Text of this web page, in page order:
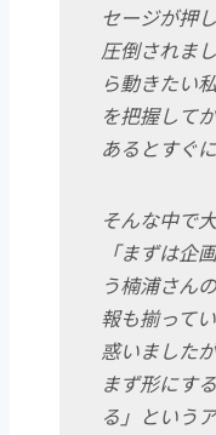
セージが押
圧倒されま
ら動きたい
を把握して
あるとすぐ
そんな中で
「まずは企
う楠浦さん
報も揃って
惑いました
まず形にす
る」という